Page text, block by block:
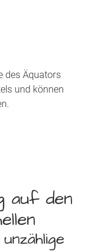
des Äquators
und können
auf den